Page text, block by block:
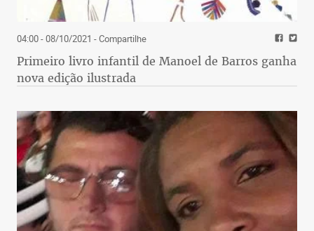
04:00 - 08/10/2021 - Compartilhe
Primeiro livro infantil de Manoel de Barros ganha
nova edição ilustrada